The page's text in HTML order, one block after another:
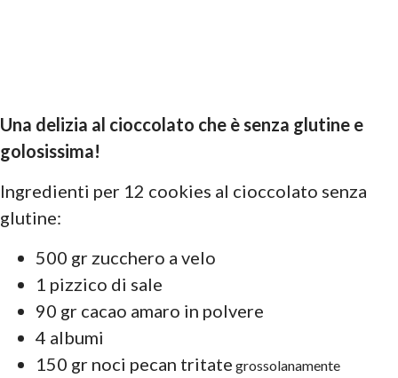
Una delizia al cioccolato che è senza glutine e
golosissima!
Ingredienti per 12 cookies al cioccolato senza
glutine:
500 gr zucchero a velo
1 pizzico di sale
90 gr cacao amaro in polvere
4 albumi
150 gr noci pecan tritate grossolanamente